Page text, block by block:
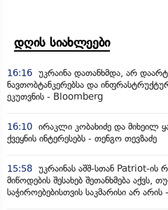
დღის სიახლეები
16:16 უკრაინა დათანხმდა, არ
ნავთობტანკერებსა და
ეკუთვნის - Bloomberg
16:10 ირაკლი კობახიძე და მიხეილ
ქვეყნის ინტერესებს - თენგო თევზაძე
15:58 უკრაინას აშშ-სთან Patriot-ის
მიწოდების შესახებ შეთანხმება აქვს,
საჭიროებებისთვის საკმარისი არ